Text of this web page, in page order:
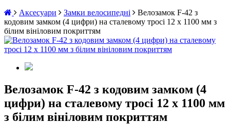
Аксесуари
Замки велосипедні
Велозамок F-42 з
кодовим замком (4 цифри) на сталевому тросі 12 х 1100 мм з
білим вініловим покриттям
Велозамок F-42 з кодовим замком (4
цифри) на сталевому тросі 12 х 1100 мм
з білим вініловим покриттям